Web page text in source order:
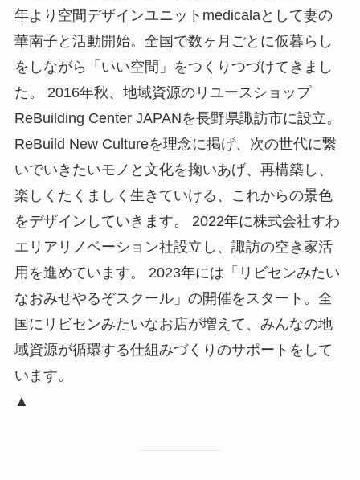
年より空間デザインユニットmedicalaとして妻の
華南子と活動開始。全国で数ヶ月ごとに仮暮らし
をしながら「いい空間」をつくりつづけてきまし
た。 2016年秋、地域資源のリユースショップ
ReBuilding Center JAPANを長野県諏訪市に設立。
ReBuild New Cultureを理念に掲げ、次の世代に繋
いでいきたいモノと文化を掬いあげ、再構築し、
楽しくたくましく生きていける、これからの景色
をデザインしていきます。 2022年に株式会社すわ
エリアリノベーション社設立し、諏訪の空き家活
用を進めています。 2023年には「リビセンみたい
なおみせやるぞスクール」の開催をスタート。全
国にリビセンみたいなお店が増えて、みんなの地
域資源が循環する仕組みづくりのサポートをして
います。
▲